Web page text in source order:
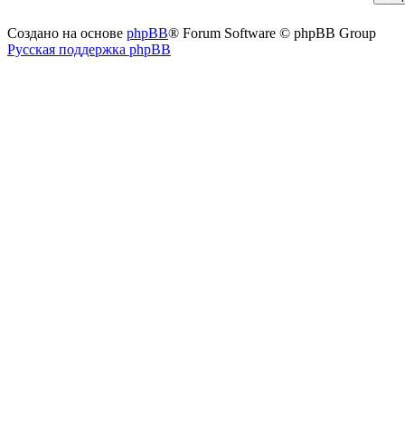
Создано на основе phpBB® Forum Software © phpBB Group
Русская поддержка phpBB